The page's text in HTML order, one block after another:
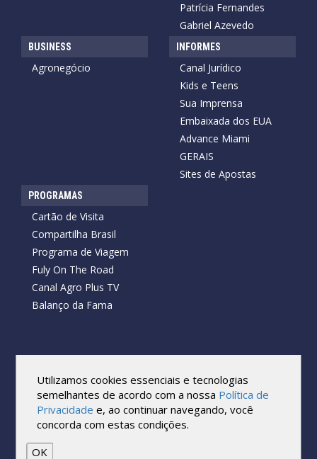
Patrícia Fernandes
Gabriel Azevedo
BUSINESS
Agronegócio
INFORMES
Canal Jurídico
Kids e Teens
Sua Imprensa
Embaixada dos EUA
Advance Miami
GERAIS
Sites de Apostas
PROGRAMAS
Cartão de Visita
Compartilha Brasil
Programa de Viagem
Fuly On The Road
Canal Agro Plus TV
Balanço da Fama
Todos os direitos reservados.
Reprodução no todo ou em parte sob qualquer forma ou meio,
sem expressa autorização por escrito do Cartão de Visita, é
proibida.
As marcas e imagens utilizadas no projeto são os direitos autorais
Utilizamos cookies essenciais e tecnologias
semelhantes de acordo com a nossa Política de
Privacidade e, ao continuar navegando, você
concorda com estas condições.
OK